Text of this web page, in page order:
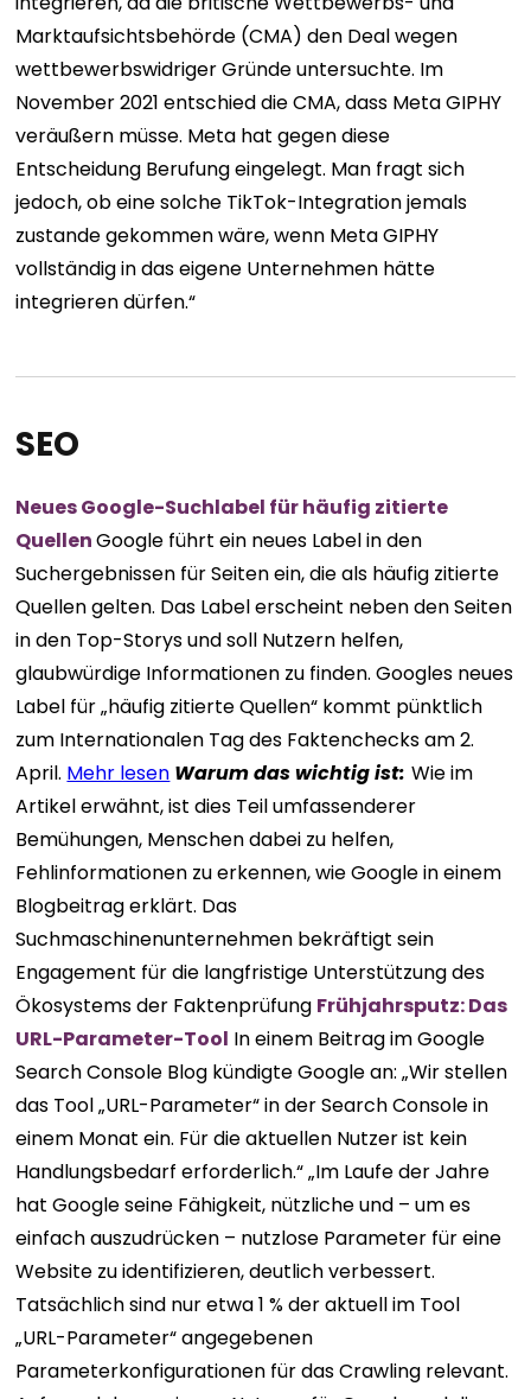
Marktaufsichtsbehörde (CMA) den Deal wegen
wettbewerbswidriger Gründe untersuchte. Im
November 2021 entschied die CMA, dass Meta GIPHY
veräußern müsse. Meta hat gegen diese
Entscheidung Berufung eingelegt. Man fragt sich
jedoch, ob eine solche TikTok-Integration jemals
zustande gekommen wäre, wenn Meta GIPHY
vollständig in das eigene Unternehmen hätte
integrieren dürfen.“
SEO
Neues Google-Suchlabel für häufig zitierte
QuellenGoogle führt ein neues Label in den
Suchergebnissen für Seiten ein, die als häufig zitierte
Quellen gelten. Das Label erscheint neben den Seiten
in den Top-Storys und soll Nutzern helfen,
glaubwürdige Informationen zu finden. Googles neues
Label für „häufig zitierte Quellen“ kommt pünktlich
zum Internationalen Tag des Faktenchecks am 2.
April. Mehr lesen Warum das wichtig ist: Wie im
Artikel erwähnt, ist dies Teil umfassenderer
Bemühungen, Menschen dabei zu helfen,
Fehlinformationen zu erkennen, wie Google in einem
Blogbeitrag erklärt. Das
Suchmaschinenunternehmen bekräftigt sein
Engagement für die langfristige Unterstützung des
Ökosystems der Faktenprüfung Frühjahrsputz: Das
URL-Parameter-Tool In einem Beitrag im Google
Search Console Blog kündigte Google an: „Wir stellen
das Tool „URL-Parameter“ in der Search Console in
einem Monat ein. Für die aktuellen Nutzer ist kein
Handlungsbedarf erforderlich.“ „Im Laufe der Jahre
hat Google seine Fähigkeit, nützliche und – um es
einfach auszudrücken – nutzlose Parameter für eine
Website zu identifizieren, deutlich verbessert.
Tatsächlich sind nur etwa 1 % der aktuell im Tool
„URL-Parameter“ angegebenen
Parameterkonfigurationen für das Crawling relevant.